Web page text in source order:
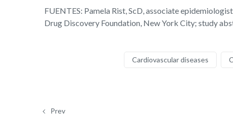
FUENTES: Pamela Rist, ScD, associate
Drug Discovery Foundation, New York City; study
Cardiovascular diseases
Prev